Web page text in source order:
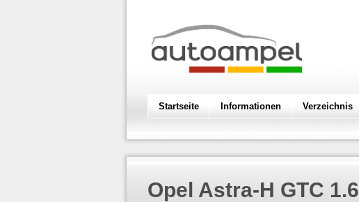
Startseite Informationen Verzeichnis
Opel Astra-H GTC 1.6